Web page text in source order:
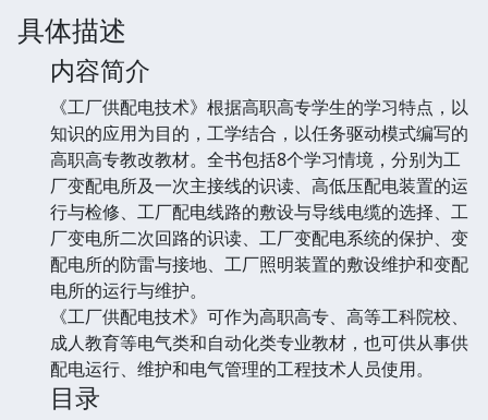
具体描述
内容简介
《工厂供配电技术》根据高职高专学生的学习特点，以
知识的应用为目的，工学结合，以任务驱动模式编写的
高职高专教改教材。全书包括8个学习情境，分别为工
厂变配电所及一次主接线的识读、高低压配电装置的运
行与检修、工厂配电线路的敷设与导线电缆的选择、工
厂变电所二次回路的识读、工厂变配电系统的保护、变
配电所的防雷与接地、工厂照明装置的敷设维护和变配
电所的运行与维护。
《工厂供配电技术》可作为高职高专、高等工科院校、
成人教育等电气类和自动化类专业教材，也可供从事供
配电运行、维护和电气管理的工程技术人员使用。
目录